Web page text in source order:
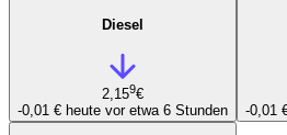
Diesel
2,159€
-0,01 € heute vor etwa 6 Stunden
-0,01